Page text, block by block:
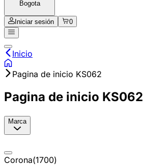
Bogota
Iniciar sesión 0
Inicio
Pagina de inicio KS062
Pagina de inicio KS062
Marca
Corona(1700)